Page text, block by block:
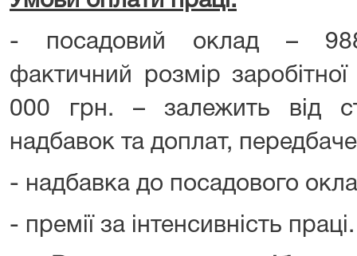
- посадовий оклад –
фактичний розмір
000 грн. – залежить від
надбавок та доплат,
- надбавка до посадового
- премії за інтенсивність праці.